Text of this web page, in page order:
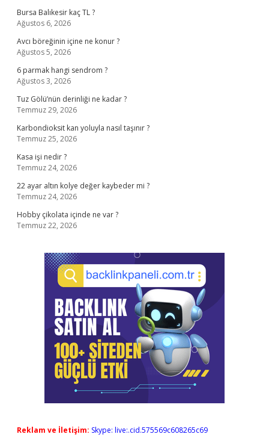
Bursa Balıkesir kaç TL ?
Ağustos 6, 2026
Avcı böreğinin içine ne konur ?
Ağustos 5, 2026
6 parmak hangi sendrom ?
Ağustos 3, 2026
Tuz Gölü’nün derinliği ne kadar ?
Temmuz 29, 2026
Karbondioksit kan yoluyla nasıl taşınır ?
Temmuz 25, 2026
Kasa işi nedir ?
Temmuz 24, 2026
22 ayar altın kolye değer kaybeder mi ?
Temmuz 24, 2026
Hobby çikolata içinde ne var ?
Temmuz 22, 2026
Reklam ve İletişim: Skype: live:.cid.575569c608265c69